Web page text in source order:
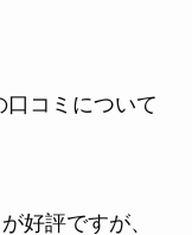
コミについて
好評ですが、